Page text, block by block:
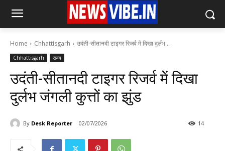
Home Chhattisgarh उदंती-सीतानदी टाइगर रिजर्व में दिखा दुर्लभ...
Chhattisgarh राज्य
उदंती-सीतानदी टाइगर रिजर्व में दिखा
दुर्लभ जंगली कुत्तों का झुंड
By Desk Reporter 02/07/2026 14